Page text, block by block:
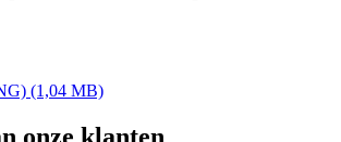
(1,04 MB)